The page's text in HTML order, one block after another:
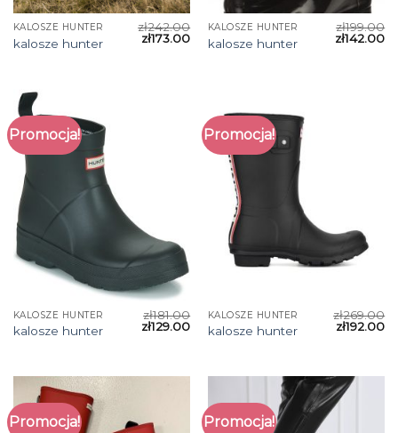
KALOSZE HUNTER
kalosze hunter
zł242.00
zł173.00
KALOSZE HUNTER
kalosze hunter
zł199.00
zł142.00
Promocja!
KALOSZE HUNTER
kalosze hunter
zł181.00
zł129.00
Promocja!
KALOSZE HUNTER
kalosze hunter
zł269.00
zł192.00
Promocja! Promocja!